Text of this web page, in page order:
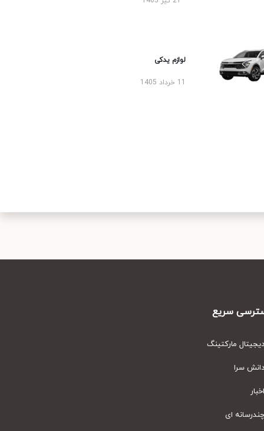
لوازم یدکی
سریع
مارکتینگ
سرا
ای